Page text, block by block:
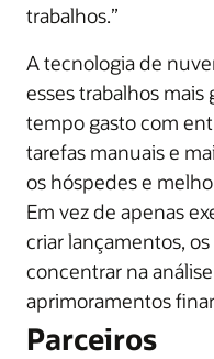
trabalhos.”
A tecnologia de
esses trabalhos
tempo gasto com
tarefas manuais e
os hóspedes e
Em vez de apenas
criar lançamentos,
concentrar na
aprimoramentos
Parceiros